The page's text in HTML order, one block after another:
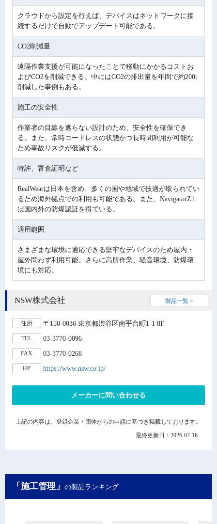
クラウドから設定を行えば、デバイスはネットワークに接
続するだけで自動でアップデート可能である。
CO2削減量
遠隔作業支援が可能になったことで移動にかかるコストお
よびCO2を削減できる。中にはCO2の排出量を年間で約200t
削減した事例もある。
施工の安全性
作業者の目線を遮らない設計のため、安全性を確保でき
る。また、常時コードレスの状態かつ長時間利用が可能な
ため事故リスクが低減する。
特許、審査証明など
RealWearは日本を含め、多くの国や地域で技適が取られてい
るため海外拠点での利用も可能である。また、NavigatorZ1
は国内外の防爆認証を得ている。
適用範囲
さまざまな環境に適応できる堅牢なデバイスのため屋内・
屋外問わず利用可能。さらに高所作業、騒音環境、防爆環
境にも対応。
NSW株式会社 製品一覧 >
住所 〒150-0036 東京都渋谷区南平台町1-1 8F
TEL 03-3770-0096
FAX 03-3770-0268
HP https://www.nsw.co.jp/
メーカーに問い合わせる
上記の内容は、登録企業・団体からの申請に基づき掲載しております。
最終更新日：2026-07-16
「施工管理」 の製品ランキング